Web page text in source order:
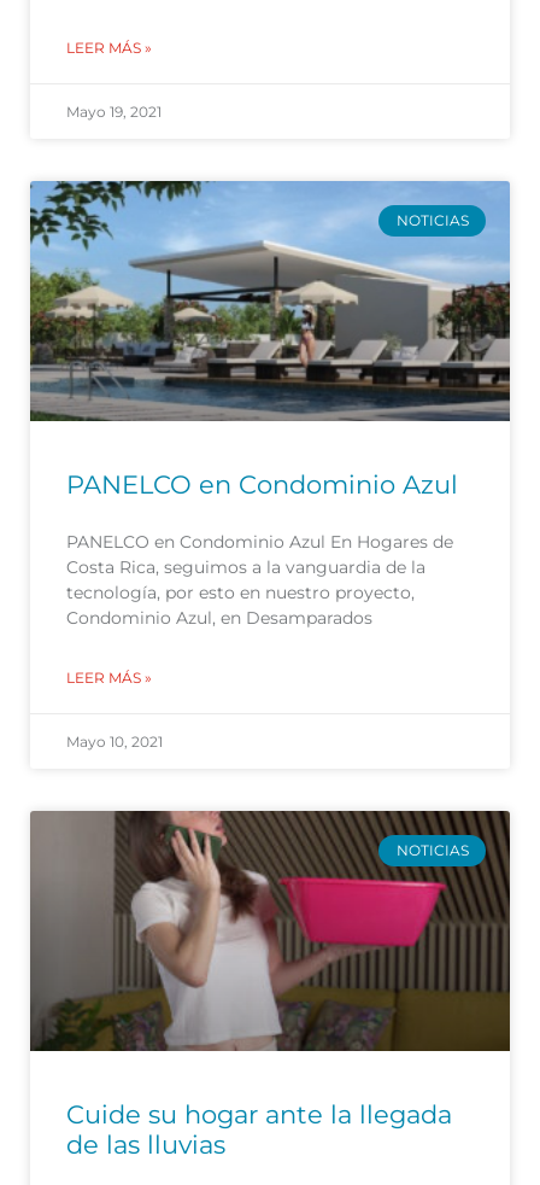
LEER MÁS »
Mayo 19, 2021
NOTICIAS
PANELCO en Condominio Azul
PANELCO en Condominio Azul En Hogares de
Costa Rica, seguimos a la vanguardia de la
tecnología, por esto en nuestro proyecto,
Condominio Azul, en Desamparados
LEER MÁS »
Mayo 10, 2021
NOTICIAS
Cuide su hogar ante la llegada
de las lluvias